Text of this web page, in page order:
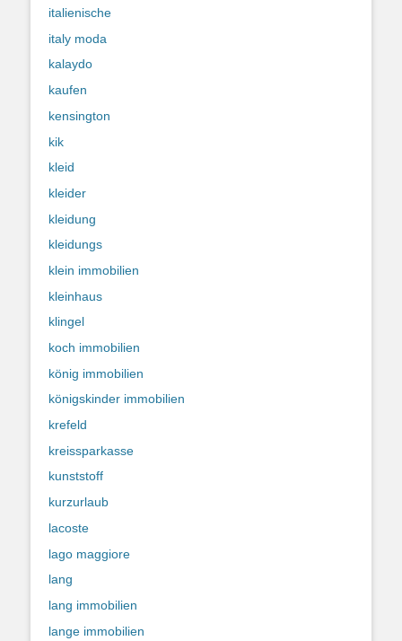
italienische
italy moda
kalaydo
kaufen
kensington
kik
kleid
kleider
kleidung
kleidungs
klein immobilien
kleinhaus
klingel
koch immobilien
könig immobilien
königskinder immobilien
krefeld
kreissparkasse
kunststoff
kurzurlaub
lacoste
lago maggiore
lang
lang immobilien
lange immobilien